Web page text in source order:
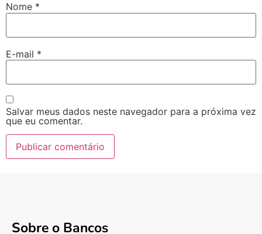
Nome *
E-mail *
Salvar meus dados neste navegador para a próxima vez
que eu comentar.
Sobre o Bancos